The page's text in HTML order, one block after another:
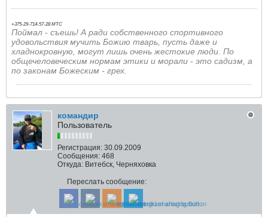
+375-29-714-57-28 МТС
Поймал - съешь! А ради собственного спортивного
удовольствия мучить Божию тварь, пусть даже и
хладнокровную, могут лишь очень жестокие люди. По
общечеловеческим нормам этики и морали - это садизм, а
по законам Божеским - грех.
командир
Пользователь
Регистрация: 30.09.2009
Сообщения: 468
Откуда: Витебск, Черняховка
Переслать сообщение: